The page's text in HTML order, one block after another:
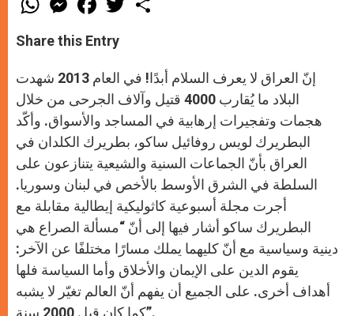
h
t
s
p
p
e
s
e
g
e
r
a
e
b
o
k
w
Share this Entry
إنّ العراق لا يعرف السلام أبدًا! في العام 2013 شهدت
البلاد ما يُقارب 4000 قتيل وآلاف الجرحى من خلال
هجمات وتفجيرات إرهابية في المساجد والأسواق. وأكّد
البطريرك لويس روفائيل ساكو، بطريرك الكلدان في
العراق بأنّ الجماعات السنية والشيعية يتنازعون على
السلطة في الشرق الأوسط بالأخص في لبنان وسوريا.
أجرت مجلة أسبوعية كاثوليكية إيطالية مقابلة مع
البطريرك ساكو أشار فيها إلى أنّ “مسألة الصراع هي
دينية وسياسية مع أنّ كليهما يملك مسارًا مختلفًا عن الآخر:
يقوم الدين على الإيمان والأخلاق وأما السياسة فلها
أهداف أخرى. على الجميع أن يفهم أنّ العالم تغيّر لا يشبه
كما كان قبل 2000 سنة”.